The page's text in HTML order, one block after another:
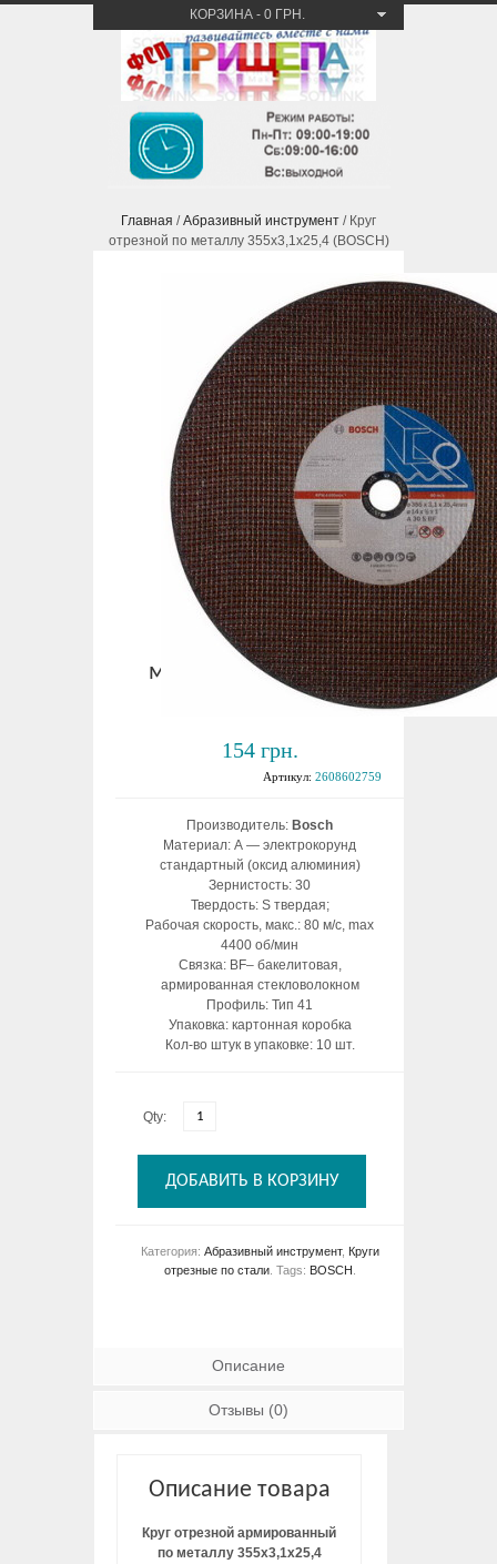
КОРЗИНА - 0 ГРН.
Главная /Абразивный инструмент / Круг
отрезной по металлу 355х3,1х25,4 (BOSCH)
Круг отрезной по
металлу 355х3,1х25,4
(BOSCH)
154 грн.
Артикул: 2608602759
Производитель: Bosch
Материал: А — электрокорунд
стандартный (оксид алюминия)
Зернистость: 30
Твердость: S твердая;
Рабочая скорость, макс.: 80 м/с, max
4400 об/мин
Связка: BF– бакелитовая,
армированная стекловолокном
Профиль: Тип 41
Упаковка: картонная коробка
Кол-во штук в упаковке: 10 шт.
Qty:
ДОБАВИТЬ В КОРЗИНУ
Категория: Абразивный инструмент, Круги
отрезные по стали. Tags: BOSCH
Описание
Отзывы (0)
Описание товара
Круг отрезной армированный
по металлу 355х3,1х25,4